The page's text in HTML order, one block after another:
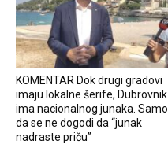
KOMENTAR Dok drugi gradovi
imaju lokalne šerife, Dubrovnik
ima nacionalnog junaka. Samo
da se ne dogodi da “junak
nadraste priču”